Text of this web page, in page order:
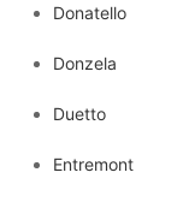
Donatello
Donzela
Duetto
Entremont